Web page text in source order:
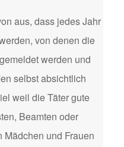
aus, dass jedes Jahr
von denen die
werden und
selbst absichtlich
weil die Täter gute
Beamten oder
und Frauen